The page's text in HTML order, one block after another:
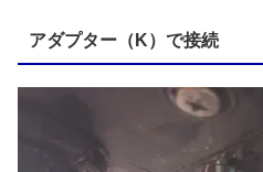
アダプター（K）で接続